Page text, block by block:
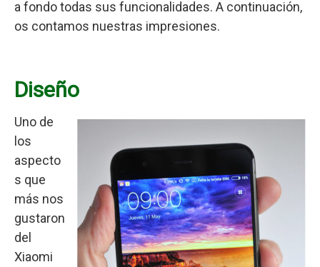
a fondo todas sus funcionalidades. A continuación,
os contamos nuestras impresiones.
Diseño
Uno de
los
aspecto
s que
más nos
gustaron
del
Xiaomi